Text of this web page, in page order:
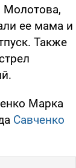
Молотова,
ее мама и
Также
Марка
Савченко